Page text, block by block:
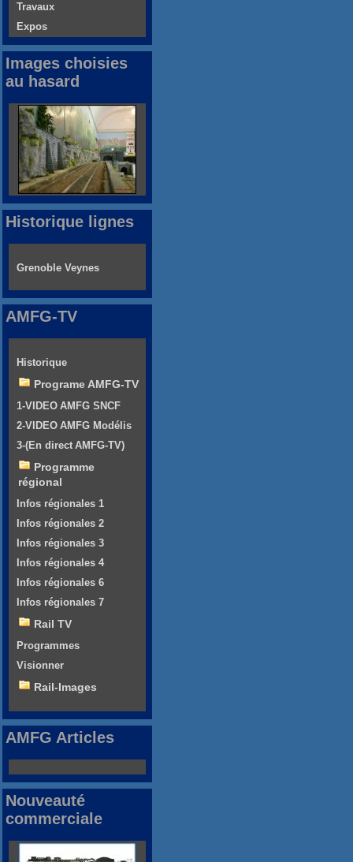
Travaux
Expos
Images choisies
au hasard
Historique lignes
Grenoble Veynes
AMFG-TV
Historique
Programe AMFG-TV
1-VIDEO AMFG SNCF
2-VIDEO AMFG Modélis
3-(En direct AMFG-TV)
Programme
régional
Infos régionales 1
Infos régionales 2
Infos régionales 3
Infos régionales 4
Infos régionales 6
Infos régionales 7
Rail TV
Programmes
Visionner
Rail-Images
AMFG Articles
Nouveauté
commerciale